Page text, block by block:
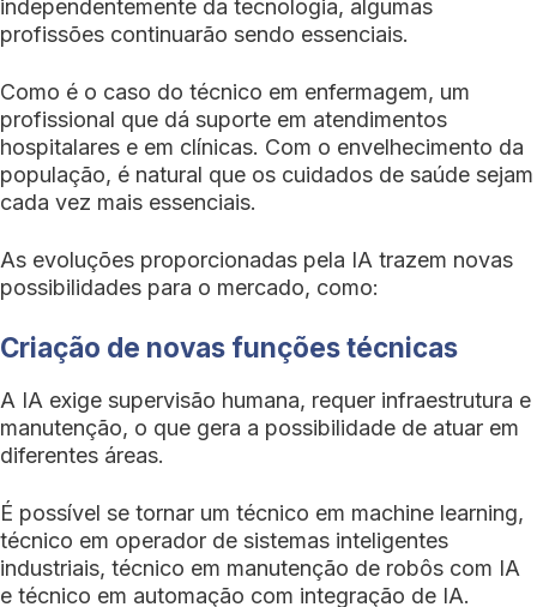
independentemente da tecnologia, algumas
profissões continuarão sendo essenciais.
Como é o caso do técnico em enfermagem, um
profissional que dá suporte em atendimentos
hospitalares e em clínicas. Com o envelhecimento da
população, é natural que os cuidados de saúde sejam
cada vez mais essenciais.
As evoluções proporcionadas pela IA trazem novas
possibilidades para o mercado, como:
Criação de novas funções técnicas
A IA exige supervisão humana, requer infraestrutura e
manutenção, o que gera a possibilidade de atuar em
diferentes áreas.
É possível se tornar um técnico em machine learning,
técnico em operador de sistemas inteligentes
industriais, técnico em manutenção de robôs com IA
e técnico em automação com integração de IA.